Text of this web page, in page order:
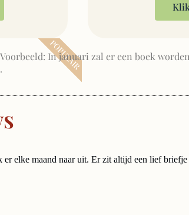
POPULAIR
In januari zal er een boek
elke maand naar uit. Er zit altijd een lief